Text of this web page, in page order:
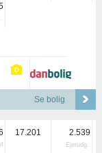
Se bolig
17.201 2.539
Ejerudg.